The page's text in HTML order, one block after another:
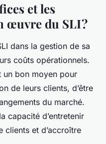
et les
œuvre du SLI ?
dans la gestion de sa
coûts opérationnels.
un bon moyen pour
de leurs clients, d’être
du marché.
capacité d’entretenir
clients et d’accroître